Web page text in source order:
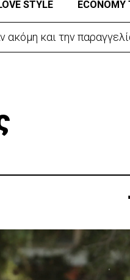
STYLE ECONOMY
με το Ιράν